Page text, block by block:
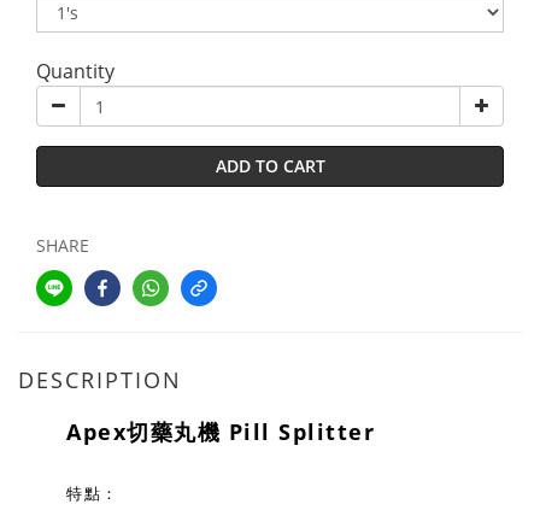
Quantity
ADD TO CART
SHARE
DESCRIPTION
Apex切藥丸機 Pill Splitter
特點：